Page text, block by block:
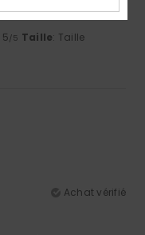
Achat vérifié
5/5 Taille: Taille
Achat vérifié